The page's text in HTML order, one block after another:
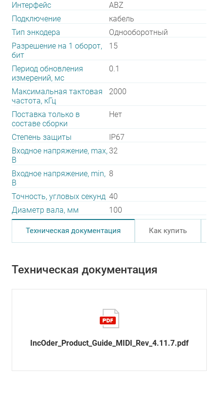
Интерфейс
ABZ
Подключение
кабель
Тип энкодера
Однооборотный
Разрешение на 1 оборот,
бит
15
Период обновления
измерений, мс
0.1
Максимальная тактовая
частота, кГц
2000
Поставка только в
составе сборки
Нет
Степень защиты
IP67
Входное напряжение, max,
В
32
Входное напряжение, min,
В
8
Точность, угловых секунд 40
Диаметр вала, мм
100
Техническая документация Как купить
Техническая документация
IncOder_Product_Guide_MIDI_Rev_4.11.7.pdf